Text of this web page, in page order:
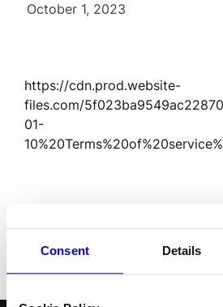
Consent Details
October 1, 2023
https://cdn.prod.website-
files.com/
01-